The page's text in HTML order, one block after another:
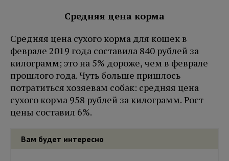
Средняя цена корма
Средняя цена сухого корма для кошек в
феврале 2019 года составила 840 рублей за
килограмм; это на 5% дороже, чем в феврале
прошлого года. Чуть больше пришлось
потратиться хозяевам собак: средняя цена
сухого корма 958 рублей за килограмм. Рост
цены составил 6%.
Вам будет интересно